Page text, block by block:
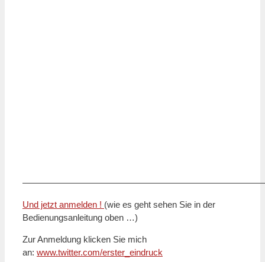
Und jetzt anmelden ! (wie es geht sehen Sie in der
Bedienungsanleitung oben …)
Zur Anmeldung klicken Sie mich
an: www.twitter.com/erster_eindruck